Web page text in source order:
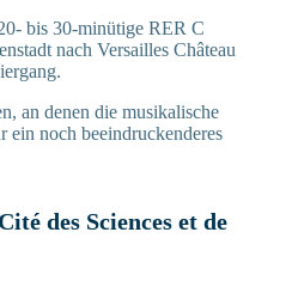
bis 30-minütige RER C
nach Versailles Château
an denen die musikalische
ein noch beeindruckenderes
des Sciences et de